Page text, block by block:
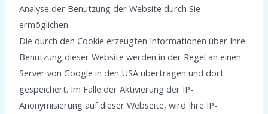
Analyse der Benutzung der Website durch Sie
ermöglichen.
Die durch den Cookie erzeugten Informationen über Ihre
Benutzung dieser Website werden in der Regel an einen
Server von Google in den USA übertragen und dort
gespeichert. Im Falle der Aktivierung der IP-
Anonymisierung auf dieser Webseite, wird Ihre IP-